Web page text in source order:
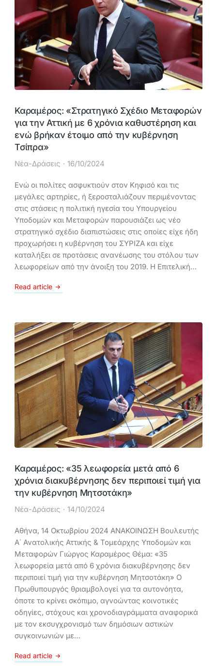
Καραμέρος: «Στρατηγικό Σχέδιο Μεταφορών
για την Αττική με 6 χρόνια καθυστέρηση και
ενώ βρήκαν έτοιμο από την κυβέρνηση
Τσίπρα»
Νέα-Δράσεις 16/10/2024
Ενώ οι πολίτες ασφυκτιούν στον Κηφισό και τις
μεγάλες αρτηρίες, ή ξεροσταλιάζουν περιμένοντας
στις στάσεις η πολιτική ηγεσία του Υπουργείου
Υποδομών και Μεταφορών παρουσιάζει ως νέο
στρατηγικό σχέδιο διαπιστώσεις στις οποίες είχε ήδη
προχωρήσει η κυβέρνηση του ΣΥΡΙΖΑ και είχε
καταλήξει σε προτάσεις ανανέωσης του στόλου των
λεωφορείων από την άνοιξη του 2019. Η Επιτελική…
Read article
Καραμέρος: «35 λεωφορεία μετά από 6
χρόνια διακυβέρνησης δεν περιποιεί τιμή για
την κυβέρνηση Mητσοτάκη»
Νέα-Δράσεις 14/10/2024
Αθήνα, 14 Οκτωβρίου 2024 ΑΝΑΚΟΙΝΩΣΗ Βουλευτής
Α΄ Ανατολικής Αττικής & Τομεάρχης Υποδομών και
Μεταφορών Γιώργος Καραμέρος Θέμα: «35
λεωφορεία μετά από 6 χρόνια διακυβέρνησης δεν
περιποιεί τιμή για την κυβέρνηση Mητσοτάκη» Ο
Πρωθυπουργός θριαμβολογεί για τα αυτονόητα,
όποτε το κρίνει σκόπιμο, αγνοώντας κοινοτικές
οδηγίες, στόχους και χρονοδιαγράμματα αναφορικά
με τον εκσυγχρονισμό των δημόσιων αστικών
συγκοινωνιών με…
Read article